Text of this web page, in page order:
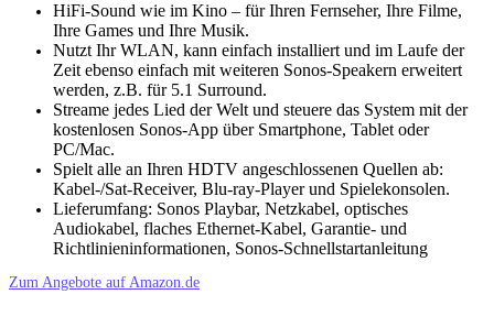
HiFi-Sound wie im Kino – für Ihren Fernseher, Ihre Filme,
Ihre Games und Ihre Musik.
Nutzt Ihr WLAN, kann einfach installiert und im Laufe der
Zeit ebenso einfach mit weiteren Sonos-Speakern erweitert
werden, z.B. für 5.1 Surround.
Streame jedes Lied der Welt und steuere das System mit der
kostenlosen Sonos-App über Smartphone, Tablet oder
PC/Mac.
Spielt alle an Ihren HDTV angeschlossenen Quellen ab:
Kabel-/Sat-Receiver, Blu-ray-Player und Spielekonsolen.
Lieferumfang: Sonos Playbar, Netzkabel, optisches
Audiokabel, flaches Ethernet-Kabel, Garantie- und
Richtlinieninformationen, Sonos-Schnellstartanleitung
Zum Angebote auf Amazon.de